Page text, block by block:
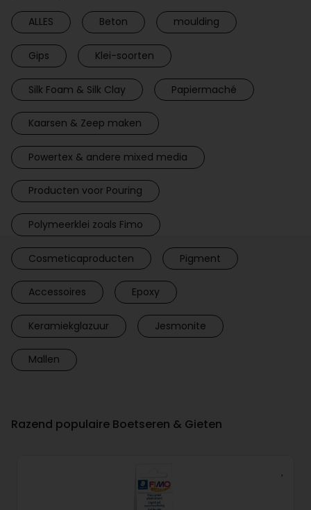
ALLES Beton moulding
Gips Klei-soorten
Silk Foam & Silk Clay Papiermaché
Kaarsen & Zeep maken
Powertex & andere mixed media
Producten voor Pouring
Polymeerklei zoals Fimo
Cosmeticaproducten Pigment
Accessoires Epoxy
Keramiekglazuur Jesmonite
Mallen
Razend populaire Boetseren & Gieten